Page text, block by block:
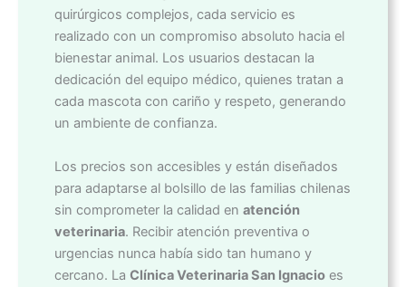
quirúrgicos complejos, cada servicio es
realizado con un compromiso absoluto hacia el
bienestar animal. Los usuarios destacan la
dedicación del equipo médico, quienes tratan a
cada mascota con cariño y respeto, generando
un ambiente de confianza.
Los precios son accesibles y están diseñados
para adaptarse al bolsillo de las familias chilenas
sin comprometer la calidad en atención
veterinaria. Recibir atención preventiva o
urgencias nunca había sido tan humano y
cercano. La Clínica Veterinaria San Ignacio es